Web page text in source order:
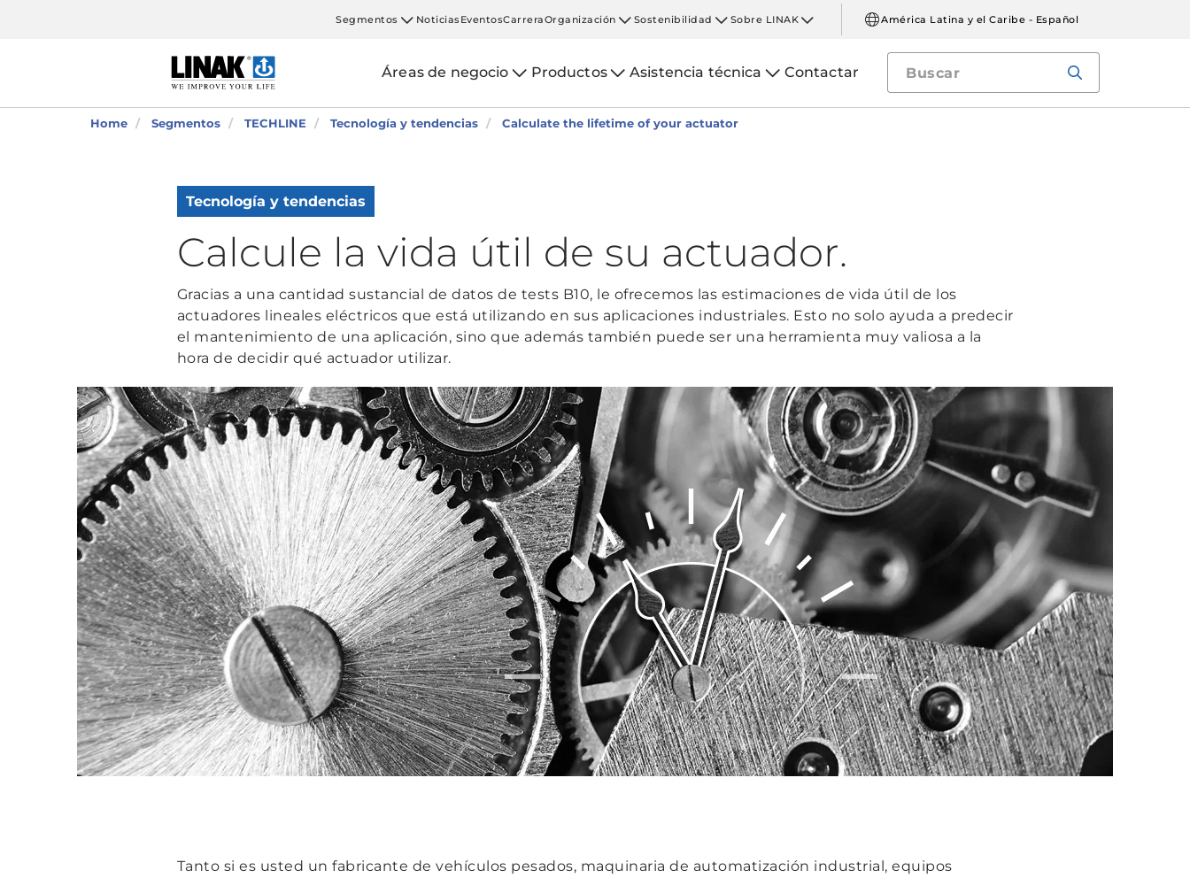
Segmentos NoticiasEventosCarreraOrganización Sostenibilidad Sobre LINAK América Latina y el Caribe - Español
Áreas de negocio Productos Asistencia técnica Contactar
Home Segmentos TECHLINE Tecnología y tendencias Calculate the lifetime of your actuator
Tecnología y tendencias
Calcule la vida útil de su actuador.
Gracias a una cantidad sustancial de datos de tests B10, le ofrecemos las estimaciones de vida útil de los
actuadores lineales eléctricos que está utilizando en sus aplicaciones industriales. Esto no solo ayuda a predecir
el mantenimiento de una aplicación, sino que además también puede ser una herramienta muy valiosa a la
hora de decidir qué actuador utilizar.
Tanto si es usted un fabricante de vehículos pesados, maquinaria de automatización industrial, equipos